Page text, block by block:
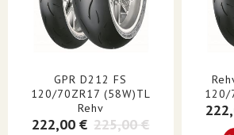
GPR D212 FS
120/70ZR17 (58W)TL
Rehv
222,00 € 225,00 €
120/